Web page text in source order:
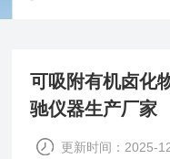
可吸附有机卤化
驰仪器生产厂家
更新时间：2025-